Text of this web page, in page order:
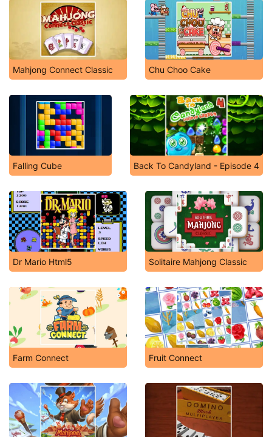
Mahjong Connect Classic Chu Choo Cake
Falling Cube Back To Candyland - Episode 4
Dr Mario Html5 Solitaire Mahjong Classic
Farm Connect Fruit Connect